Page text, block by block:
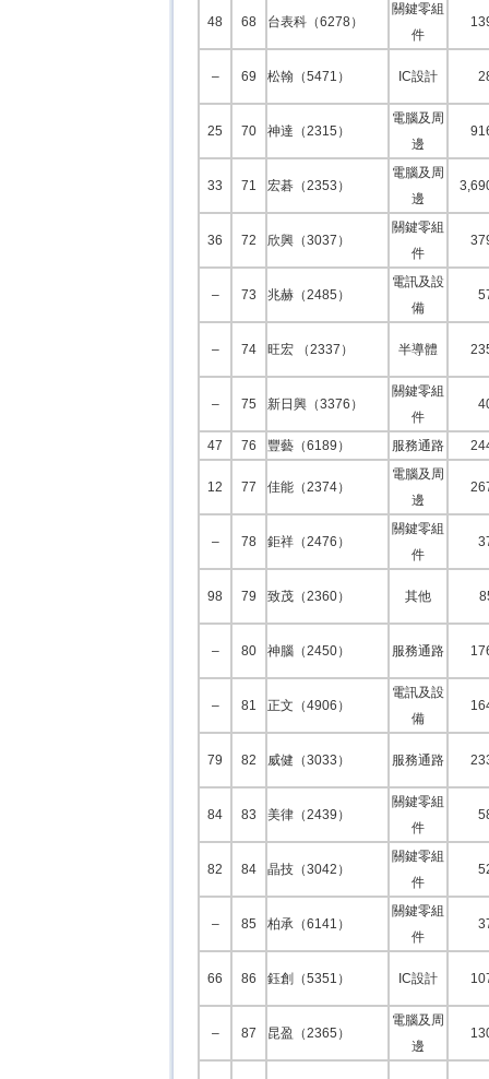
48 68 台表科（6278）
關鍵零組
件
– 69 松翰（5471） IC設計
25 70 神達（2315）
電腦及周
邊
33 71 宏碁（2353）
電腦及周
邊
36 72 欣興（3037）
關鍵零組
件
– 73 兆赫（2485）
電訊及設
備
– 74 旺宏 （2337） 半導體
– 75 新日興（3376）
關鍵零組
件
47 76 豐藝（6189） 服務通路
12 77 佳能（2374）
電腦及周
邊
– 78 鉅祥（2476）
關鍵零組
件
98 79 致茂（2360） 其他
– 80 神腦（2450） 服務通路
– 81 正文（4906）
電訊及設
備
79 82 威健（3033） 服務通路
84 83 美律（2439）
關鍵零組
件
82 84 晶技（3042）
關鍵零組
件
– 85 柏承（6141）
關鍵零組
件
66 86 鈺創（5351） IC設計
– 87 昆盈（2365）
電腦及周
邊